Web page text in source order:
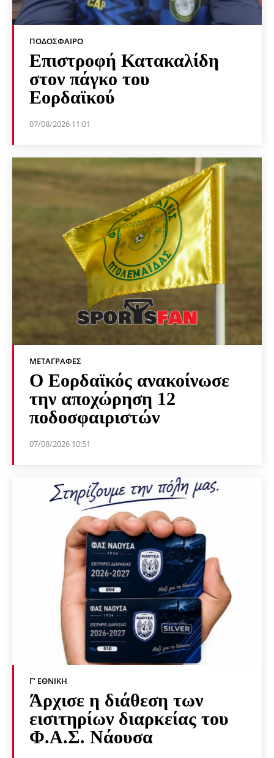
ΠΟΔΌΣΦΑΙΡΟ
Επιστροφή Κατακαλίδη
στον πάγκο του
Εορδαϊκού
07/08/2026 11:01
ΜΕΤΑΓΡΑΦΈΣ
Ο Εορδαϊκός ανακοίνωσε
την αποχώρηση 12
ποδοσφαιριστών
07/08/2026 10:51
Γ' ΕΘΝΙΚΉ
Άρχισε η διάθεση των
εισιτηρίων διαρκείας του
Φ.Α.Σ. Νάουσα